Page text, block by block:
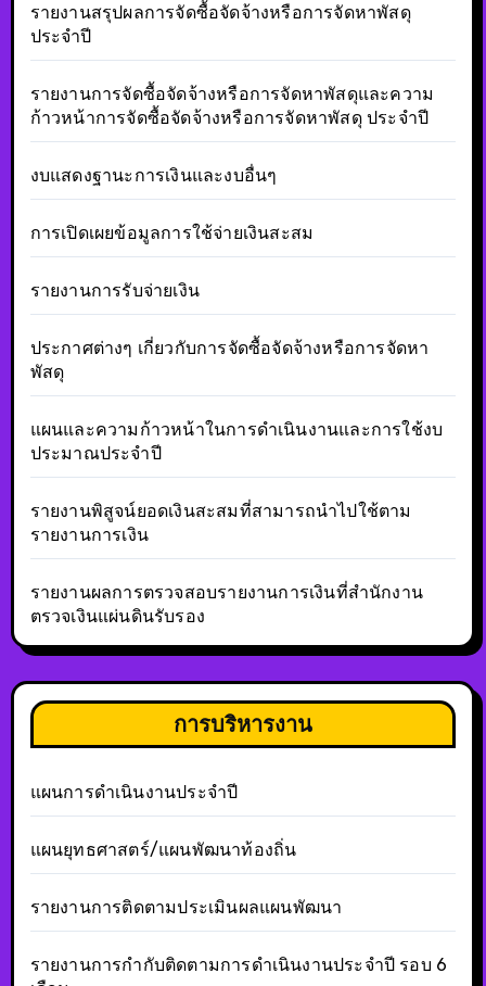
รายงานสรุปผลการจัดซื้อจัดจ้างหรือการจัดหาพัสดุ
ประจำปี
รายงานการจัดซื้อจัดจ้างหรือการจัดหาพัสดุและความ
ก้าวหน้าการจัดซื้อจัดจ้างหรือการจัดหาพัสดุ ประจำปี
งบแสดงฐานะการเงินและงบอื่นๆ
การเปิดเผยข้อมูลการใช้จ่ายเงินสะสม
รายงานการรับจ่ายเงิน
ประกาศต่างๆ เกี่ยวกับการจัดซื้อจัดจ้างหรือการจัดหา
พัสดุ
แผนและความก้าวหน้าในการดำเนินงานและการใช้งบ
ประมาณประจำปี
รายงานพิสูจน์ยอดเงินสะสมที่สามารถนำไปใช้ตาม
รายงานการเงิน
รายงานผลการตรวจสอบรายงานการเงินที่สำนักงาน
ตรวจเงินแผ่นดินรับรอง
การบริหารงาน
แผนการดำเนินงานประจำปี
แผนยุทธศาสตร์/แผนพัฒนาท้องถิ่น
รายงานการติดตามประเมินผลแผนพัฒนา
รายงานการกำกับติดตามการดำเนินงานประจำปี รอบ 6